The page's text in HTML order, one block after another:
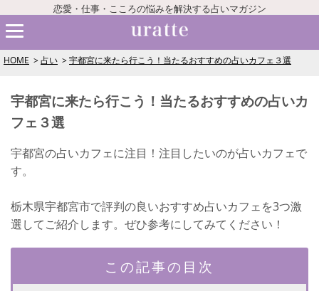
恋愛・仕事・こころの悩みを解決する占いマガジン
HOME 占い 宇都宮に来たら行こう！当たるおすすめの占いカフェ３選
宇都宮に来たら行こう！当たるおすすめの占いカ
フェ３選
宇都宮の占いカフェに注目！注目したいのが占いカフェで
す。
栃木県宇都宮市で評判の良いおすすめ占いカフェを3つ激
選してご紹介します。ぜひ参考にしてみてください！
この記事の目次